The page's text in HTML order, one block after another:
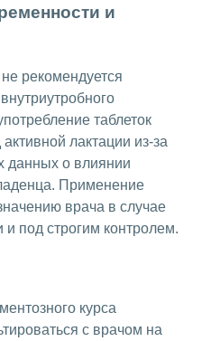
и
рекомендуется
таблеток
лактации из-за
данных о влиянии
Применение
врача в случае
и под строгим контролем.
курса
с врачом на